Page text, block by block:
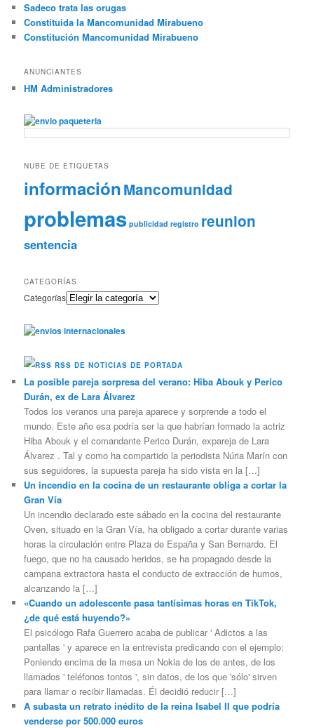
Sadeco trata las orugas
Constituida la Mancomunidad Mirabueno
Constitución Mancomunidad Mirabueno
ANUNCIANTES
HM Administradores
NUBE DE ETIQUETAS
informaciónMancomunidad
problemas publicidad registro reunion
sentencia
CATEGORÍAS
Categorías
RSS DE NOTICIAS DE PORTADA
La posible pareja sorpresa del verano: Hiba Abouk y Perico
Durán, ex de Lara Álvarez
Todos los veranos una pareja aparece y sorprende a todo el
mundo. Este año esa podría ser la que habrían formado la actriz
Hiba Abouk y el comandante Perico Durán, expareja de Lara
Álvarez . Tal y como ha compartido la periodista Núria Marín con
sus seguidores, la supuesta pareja ha sido vista en la […]
Un incendio en la cocina de un restaurante obliga a cortar la
Gran Vía
Un incendio declarado este sábado en la cocina del restaurante
Oven, situado en la Gran Vía, ha obligado a cortar durante varias
horas la circulación entre Plaza de España y San Bernardo. El
fuego, que no ha causado heridos, se ha propagado desde la
campana extractora hasta el conducto de extracción de humos,
alcanzando la […]
«Cuando un adolescente pasa tantísimas horas en TikTok,
¿de qué está huyendo?»
El psicólogo Rafa Guerrero acaba de publicar ' Adictos a las
pantallas ' y aparece en la entrevista predicando con el ejemplo:
Poniendo encima de la mesa un Nokia de los de antes, de los
llamados ' teléfonos tontos ', sin datos, de los que 'sólo' sirven
para llamar o recibir llamadas. Él decidió reducir […]
A subasta un retrato inédito de la reina Isabel II que podría
venderse por 500.000 euros